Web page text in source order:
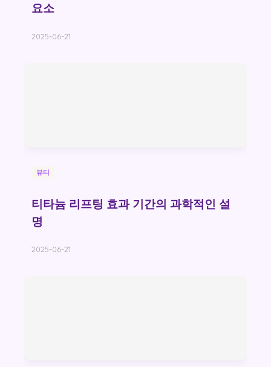
요소
2025-06-21
뷰티
티타늄 리프팅 효과 기간의 과학적인 설
명
2025-06-21